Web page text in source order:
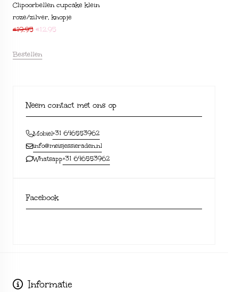
Clipoorbellen cupcake klein
roze/zilver, knopje
€19,95 €12,95
Bestellen
Neem contact met ons op
Mobiel+31 646553962
info@meisjessieraden.nl
Whatsapp+31 646553962
Facebook
Informatie